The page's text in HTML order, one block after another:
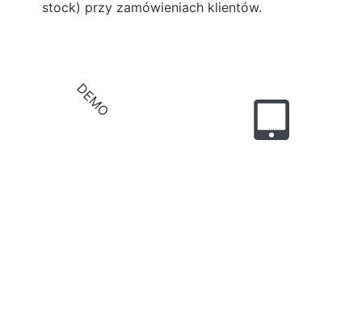
stock) przy zamówieniach klientów.
DEMO